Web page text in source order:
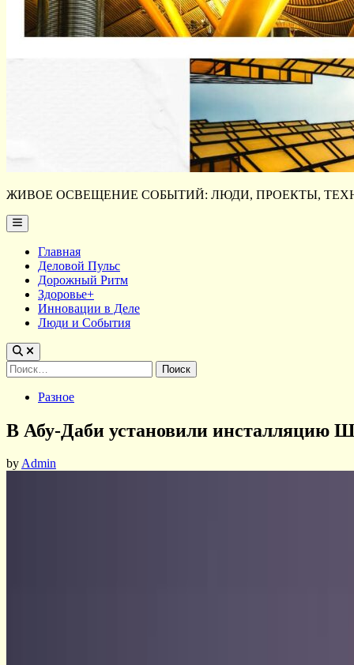
ЖИВОЕ ОСВЕЩЕНИЕ СОБЫТИЙ: ЛЮДИ, ПРОЕКТЫ,
Main
Menu
Главная
Деловой Пульс
Дорожный Ритм
Здоровье+
Инновации в Деле
Люди и События
Найти:
PostedРазное
В Абу-Даби установили инсталляцию
byAdmin